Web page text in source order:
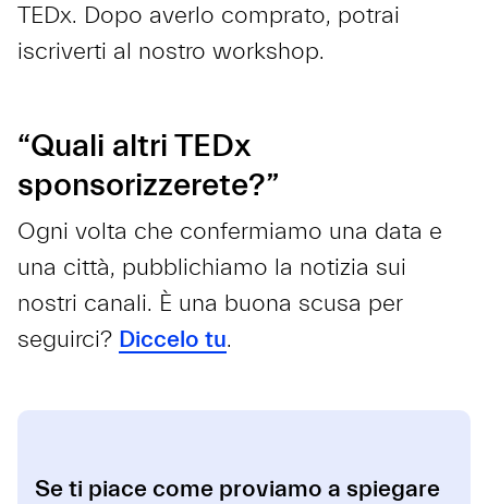
TEDx. Dopo averlo comprato, potrai
iscriverti al nostro workshop.
“Quali altri TEDx
sponsorizzerete?”
Ogni volta che confermiamo una data e
una città, pubblichiamo la notizia sui
nostri canali. È una buona scusa per
seguirci? Diccelo tu.
Se ti piace come proviamo a spiegare